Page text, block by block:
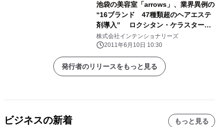
池袋の美容室「arrows」、業界異例の
“16ブランド 47種類超のヘアエステ
剤導入” ロクシタン・ケラスターゼ
からアーユルベーダーまで日本一の取
り揃えを宣言
株式会社インテンショナリーズ
2011年6月10日 10:30
発行者のリリースをもっと見る
ビジネスの新着 もっと見る